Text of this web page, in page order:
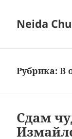
Neida Chu
Рубрика:В
Сдам